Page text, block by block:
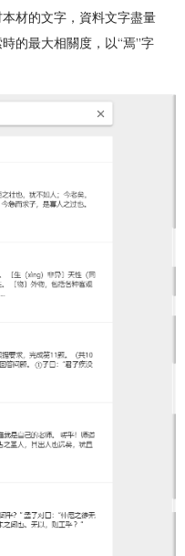
材的文字，資料文字盡量
的最大相關度，以“焉”字